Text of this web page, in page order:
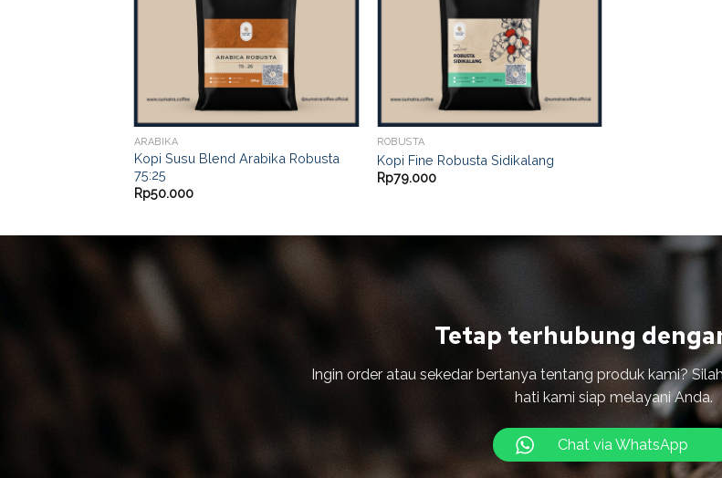
ARABIKA
Kopi Susu Blend Arabika Robusta
75:25
Rp50.000
ROBUSTA
Kopi Fine Robusta Sidikalang
Rp79.000
Tetap terhubung
Ingin order atau sekedar bertanya tentang produk kami?
hati kami siap melayani Anda.
Chat via WhatsApp